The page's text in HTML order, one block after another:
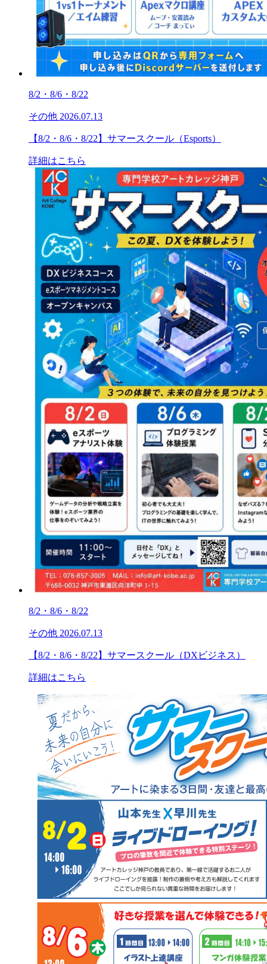
8/2・8/6・8/22
その他 2026.07.13
【8/2・8/6・8/22】サマースクール（Esports）
詳細はこちら
8/2・8/6・8/22
その他 2026.07.13
【8/2・8/6・8/22】サマースクール（DXビジネス）
詳細はこちら